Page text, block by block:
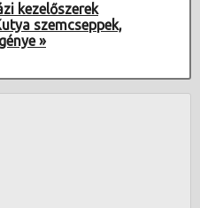
kezelőszerek
szemcseppek,
»